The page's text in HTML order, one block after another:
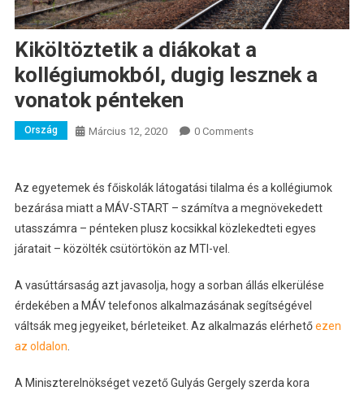
Kiköltöztetik a diákokat a
kollégiumokból, dugig lesznek a
vonatok pénteken
Ország Március 12, 2020 0 Comments
Az egyetemek és főiskolák látogatási tilalma és a kollégiumok
bezárása miatt a MÁV-START – számítva a megnövekedett
utasszámra – pénteken plusz kocsikkal közlekedteti egyes
járatait – közölték csütörtökön az MTI-vel.
A vasúttársaság azt javasolja, hogy a sorban állás elkerülése
érdekében a MÁV telefonos alkalmazásának segítségével
váltsák meg jegyeiket, bérleteiket. Az alkalmazás elérhetőezen
az oldalon
A Miniszterelnökséget vezető Gulyás Gergely szerda kora